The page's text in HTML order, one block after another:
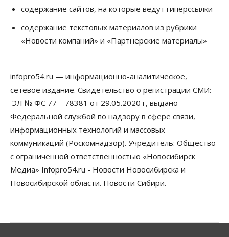
Общество
Новосибирской области, но режима ЧС не будет
07 Августа 2026, 10:00
выстраивают системы защиты от атак БПЛА
07 Августа 2026, 09:00
По «Сибэлектротерму» выдали исполнительные
листы на полмиллиарда рублей
07 Августа 2026, 08:00
Бизнес Власть Медицина Общество
Искусственный интеллект предлагают
привлекать к разработке новых лекарств в
России
содержание сайтов, на которые ведут гиперссылки
содержание текстовых материалов из рубрики
«Новости компаний» и «Партнерские материалы»
infopro54.ru — информационно-аналитическое,
сетевое издание. Свидетельство о регистрации СМИ:
ЭЛ № ФС 77 – 78381 от 29.05.2020 г, выдано
Федеральной службой по надзору в сфере связи,
информационных технологий и массовых
коммуникаций (Роскомнадзор). Учредитель: Общество
с ограниченной ответственностью «Новосибирск
Медиа» Infopro54.ru - Новости Новосибирска и
Новосибирской области. Новости Сибири.